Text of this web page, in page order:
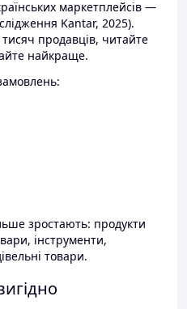
маркетплейсів —
Kantar, 2025).
продавців, читайте
найкраще.
зростають: продукти
інструменти,
товари.